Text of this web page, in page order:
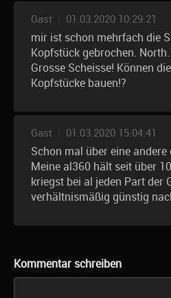
Gast 01.03.2020 10:29:21
mir ist schon mehrfach die
Kopfstück gebrochen.
Grosse Scheisse! Können
Kopfstücke bauen!?
Gast 01.03.2020 15:04:41
Schon mal über eine
Meine al360 hält seit über
kriegst bei al jeden Part der
verhältnismäßig günstig
Kommentar schreiben